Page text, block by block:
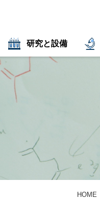
研究と設備
HOME